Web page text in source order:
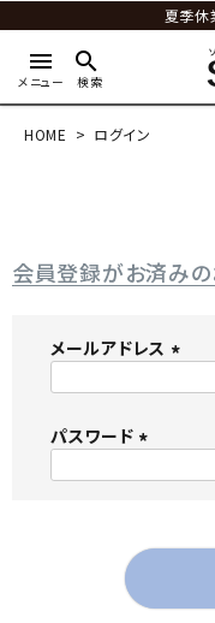
夏季休
menu
メニュー
search
検索
HOME ログイン
会員登録がお済み
メールアドレス
パスワード
)